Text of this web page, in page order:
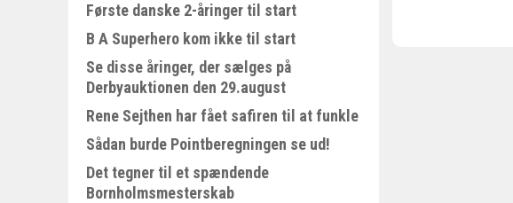
Første danske 2-åringer til start
B A Superhero kom ikke til start
Se disse åringer, der sælges på
Derbyauktionen den 29.august
Rene Sejthen har fået safiren til at funkle
Sådan burde Pointberegningen se ud!
Det tegner til et spændende
Bornholmsmesterskab